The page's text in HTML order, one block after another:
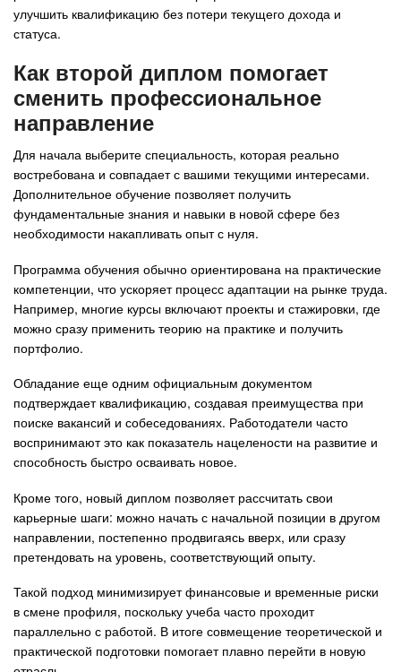
улучшить квалификацию без потери текущего дохода и
статуса.
Как второй диплом помогает
сменить профессиональное
направление
Для начала выберите специальность, которая реально
востребована и совпадает с вашими текущими интересами.
Дополнительное обучение позволяет получить
фундаментальные знания и навыки в новой сфере без
необходимости накапливать опыт с нуля.
Программа обучения обычно ориентирована на практические
компетенции, что ускоряет процесс адаптации на рынке труда.
Например, многие курсы включают проекты и стажировки, где
можно сразу применить теорию на практике и получить
портфолио.
Обладание еще одним официальным документом
подтверждает квалификацию, создавая преимущества при
поиске вакансий и собеседованиях. Работодатели часто
воспринимают это как показатель нацелености на развитие и
способность быстро осваивать новое.
Кроме того, новый диплом позволяет рассчитать свои
карьерные шаги: можно начать с начальной позиции в другом
направлении, постепенно продвигаясь вверх, или сразу
претендовать на уровень, соответствующий опыту.
Такой подход минимизирует финансовые и временные риски
в смене профиля, поскольку учеба часто проходит
параллельно с работой. В итоге совмещение теоретической и
практической подготовки помогает плавно перейти в новую